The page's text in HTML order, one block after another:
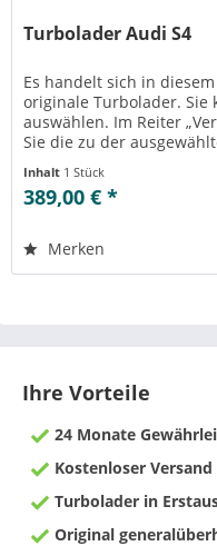
Turbolader Audi S4
Es handelt sich in
originale Turbolader. Sie
auswählen. Im Reiter
Sie die zu der
Inhalt 1 Stück
389,00 € *
Merken
Ihre Vorteile
24 Monate
Kostenloser
Turbolader in
Original